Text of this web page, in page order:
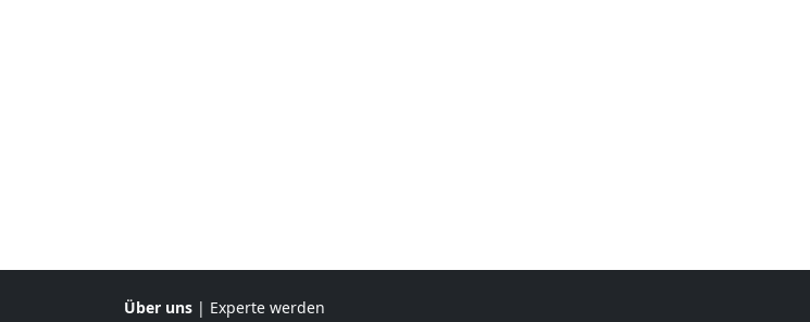
Über uns | Experte werden